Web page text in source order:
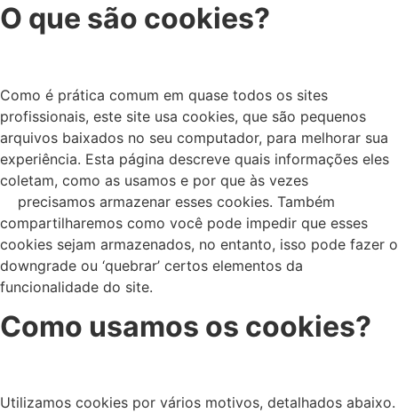
O que são cookies?
Como é prática comum em quase todos os sites
profissionais, este site usa cookies, que são pequenos
arquivos baixados no seu computador, para melhorar sua
experiência. Esta página descreve quais informações eles
coletam, como as usamos e por que às vezes
precisamos armazenar esses cookies. Também
compartilharemos como você pode impedir que esses
cookies sejam armazenados, no entanto, isso pode fazer o
downgrade ou ‘quebrar’ certos elementos da
funcionalidade do site.
Como usamos os cookies?
Utilizamos cookies por vários motivos, detalhados abaixo.